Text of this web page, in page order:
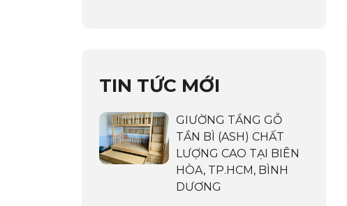
TIN TỨC MỚI
GIƯỜNG TẦNG GỖ
TẦN BÌ (ASH) CHẤT
LƯỢNG CAO TẠI BIÊN
HÒA, TP.HCM, BÌNH
DƯƠNG